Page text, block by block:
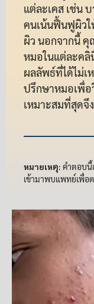
แต่ละเคส เช่น
คนเน้นฟื้นฟูผิว
ผิว นอกจากนี้
หมอในแต่ละคลิ
ผลลัพธ์ที่ได้ไม่เ
ปรึกษาหมอเพื่อ
เหมาะสมที่สุดจึ
หมายเหตุ: คำตอบนี้
เข้ามาพบแพทย์เพื่อ